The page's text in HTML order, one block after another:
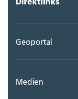
Geoportal
Medien